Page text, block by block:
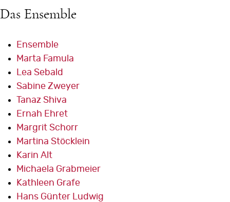
Das Ensemble
Ensemble
Marta Famula
Lea Sebald
Sabine Zweyer
Tanaz Shiva
Ernah Ehret
Margrit Schorr
Martina Stöcklein
Karin Alt
Michaela Grabmeier
Kathleen Grafe
Hans Günter Ludwig